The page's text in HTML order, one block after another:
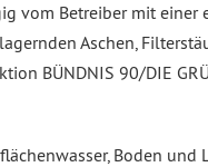
vom Betreiber mit einer
Aschen,
BÜNDNIS 90/DIE
Boden